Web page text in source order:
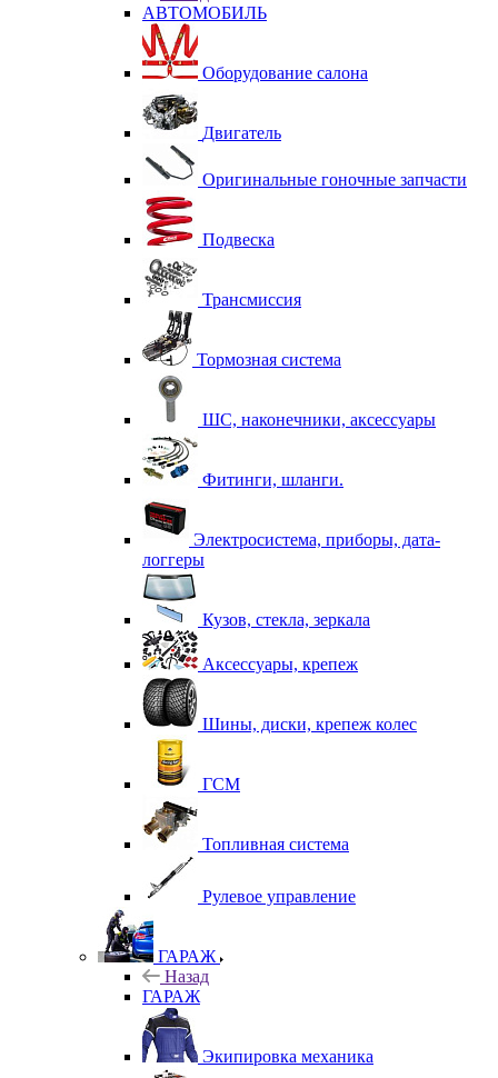
АВТОМОБИЛЬ
Оборудование салона
Двигатель
Оригинальные гоночные запчасти
Подвеска
Трансмиссия
Тормозная система
ШС, наконечники, аксессуары
Фитинги, шланги.
Электросистема, приборы, дата-
логгеры
Кузов, стекла, зеркала
Аксессуары, крепеж
Шины, диски, крепеж колес
ГСМ
Топливная система
Рулевое управление
ГАРАЖ
Назад
ГАРАЖ
Экипировка механика